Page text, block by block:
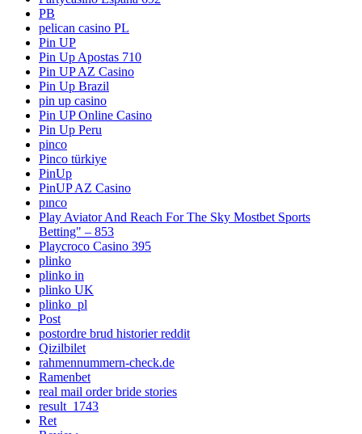
PB
pelican casino PL
Pin UP
Pin Up Apostas 710
Pin UP AZ Casino
Pin Up Brazil
pin up casino
Pin UP Online Casino
Pin Up Peru
pinco
Pinco türkiye
PinUp
PinUP AZ Casino
pınco
Play Aviator And Reach For The Sky Mostbet Sports
Betting" – 853
Playcroco Casino 395
plinko
plinko in
plinko UK
plinko_pl
Post
postordre brud historier reddit
Qizilbilet
rahmennummern-check.de
Ramenbet
real mail order bride stories
result_1743
Ret